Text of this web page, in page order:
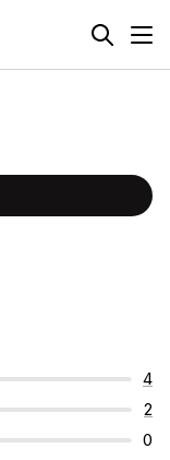
4
2
0